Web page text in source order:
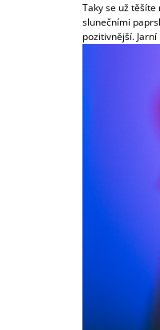
Taky se už
slunečními
pozitivnější.